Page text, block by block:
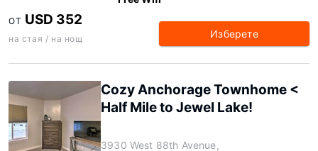
ОТ USD 352
на стая / на нощ Изберете
Cozy Anchorage Townhome <
Half Mile to Jewel Lake!
3930 West 88th Avenue,